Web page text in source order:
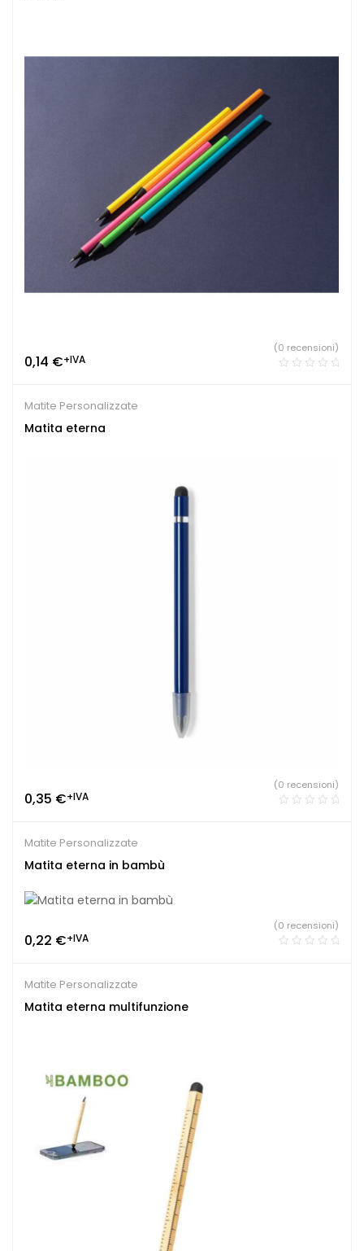
0,14 €+IVA
(0 recensioni)
Matite Personalizzate
Matita eterna
0,35 €+IVA
(0 recensioni)
Matite Personalizzate
Matita eterna in bambù
0,22 €+IVA
(0 recensioni)
Matite Personalizzate
Matita eterna multifunzione